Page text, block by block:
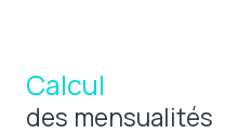
Calcul
des mensualités